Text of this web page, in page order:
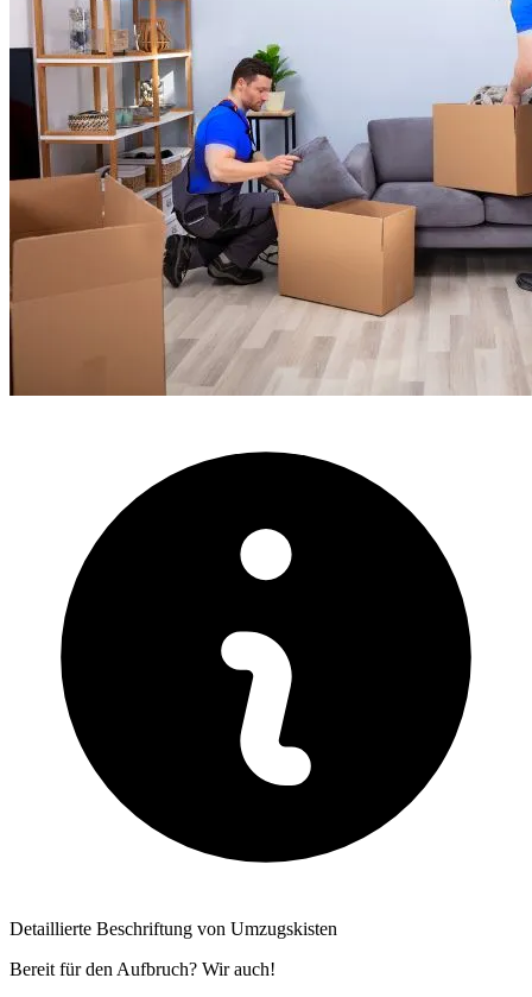
Detaillierte Beschriftung von Umzugskisten
Bereit für den Aufbruch? Wir auch!